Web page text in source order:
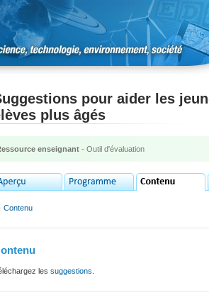
pour aider les
plus âgés
enseignant - Outil d'évaluation
Contenu
les suggestions